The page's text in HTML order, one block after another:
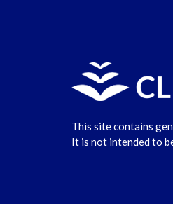
This site contains
It is not intended to